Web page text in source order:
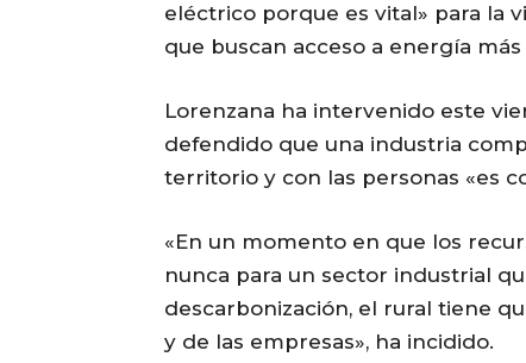
eléctrico porque es vital» para la
que buscan acceso a energía más
Lorenzana ha intervenido este
defendido que una industria
territorio y con las personas «es
«En un momento en que los
nunca para un sector industrial
descarbonización, el rural tiene
y de las empresas», ha incidido.